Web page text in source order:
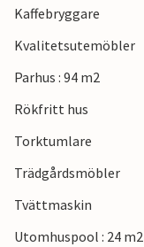
Kaffebryggare
Kvalitetsutemöbler
Parhus : 94 m2
Rökfritt hus
Torktumlare
Trädgårdsmöbler
Tvättmaskin
Utomhuspool : 24 m2